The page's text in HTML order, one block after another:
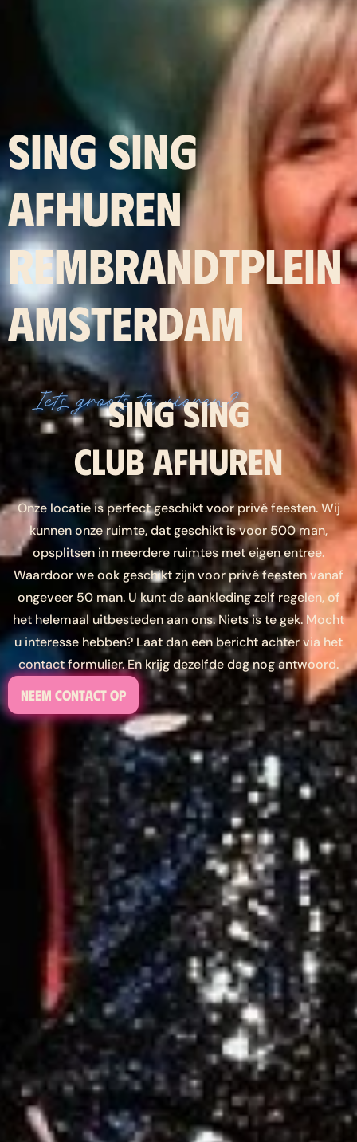
SING SING
AFHUREN
REMBRANDTPLEIN
AMSTERDAM
Iets groots te vieren?
Sing Sing
Club afhuren
Onze locatie is perfect geschikt voor privé feesten. Wij
kunnen onze ruimte, dat geschikt is voor 500 man,
opsplitsen in meerdere ruimtes met eigen entree.
Waardoor we ook geschikt zijn voor privé feesten vanaf
ongeveer 50 man. U kunt de aankleding zelf regelen, of
het helemaal uitbesteden aan ons. Niets is te gek. Mocht
u interesse hebben? Laat dan een bericht achter via het
contact formulier. En krijg dezelfde dag nog antwoord.
Neem contact op